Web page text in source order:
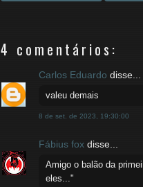
4 comentários:
Carlos Eduardo disse...
valeu demais
8 de set. de 2023, 19:30:00
Fábius fox disse...
Amigo o balão da
eles..."